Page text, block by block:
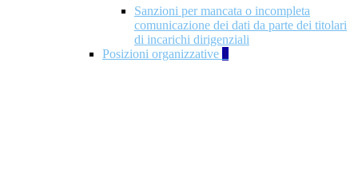
Sanzioni per mancata o incompleta
comunicazione dei dati da parte dei titolari
di incarichi dirigenziali
Posizioni organizzative 1